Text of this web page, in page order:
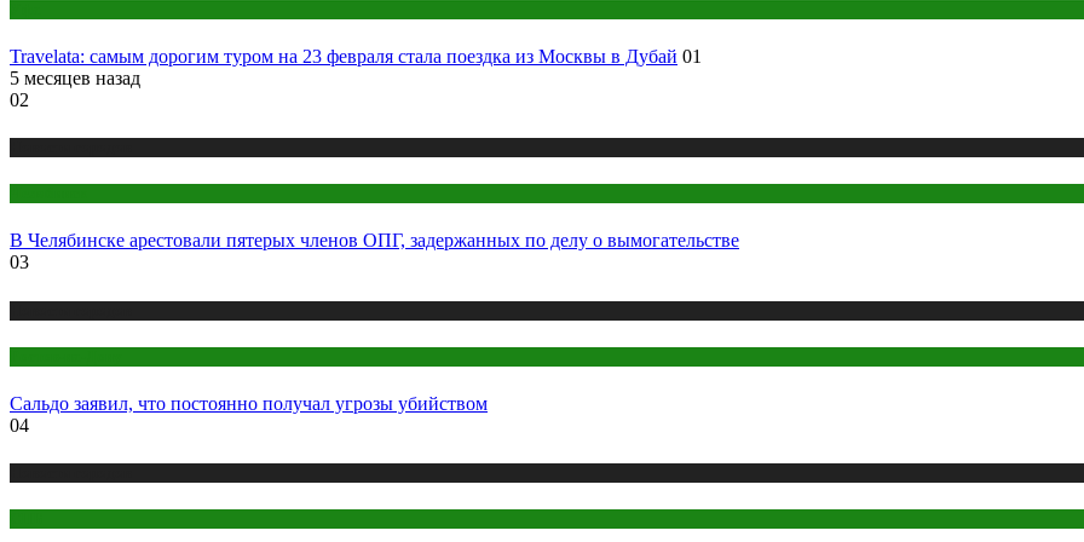
Travelata: самым дорогим туром на 23 февраля стала поездка из Москвы в Дубай 01
5 месяцев назад
02
В Челябинске арестовали пятерых членов ОПГ, задержанных по делу о вымогательстве
03
Сальдо заявил, что постоянно получал угрозы убийством
04